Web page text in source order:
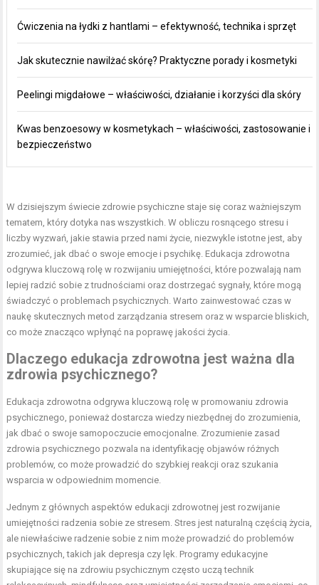
Ćwiczenia na łydki z hantlami – efektywność, technika i sprzęt
Jak skutecznie nawilżać skórę? Praktyczne porady i kosmetyki
Peelingi migdałowe – właściwości, działanie i korzyści dla skóry
Kwas benzoesowy w kosmetykach – właściwości, zastosowanie i
bezpieczeństwo
W dzisiejszym świecie zdrowie psychiczne staje się coraz ważniejszym
tematem, który dotyka nas wszystkich. W obliczu rosnącego stresu i
liczby wyzwań, jakie stawia przed nami życie, niezwykle istotne jest, aby
zrozumieć, jak dbać o swoje emocje i psychikę. Edukacja zdrowotna
odgrywa kluczową rolę w rozwijaniu umiejętności, które pozwalają nam
lepiej radzić sobie z trudnościami oraz dostrzegać sygnały, które mogą
świadczyć o problemach psychicznych. Warto zainwestować czas w
naukę skutecznych metod zarządzania stresem oraz w wsparcie bliskich,
co może znacząco wpłynąć na poprawę jakości życia.
Dlaczego edukacja zdrowotna jest ważna dla
zdrowia psychicznego?
Edukacja zdrowotna odgrywa kluczową rolę w promowaniu zdrowia
psychicznego, ponieważ dostarcza wiedzy niezbędnej do zrozumienia,
jak dbać o swoje samopoczucie emocjonalne. Zrozumienie zasad
zdrowia psychicznego pozwala na identyfikację objawów różnych
problemów, co może prowadzić do szybkiej reakcji oraz szukania
wsparcia w odpowiednim momencie.
Jednym z głównych aspektów edukacji zdrowotnej jest rozwijanie
umiejętności radzenia sobie ze stresem. Stres jest naturalną częścią życia,
ale niewłaściwe radzenie sobie z nim może prowadzić do problemów
psychicznych, takich jak depresja czy lęk. Programy edukacyjne
skupiające się na zdrowiu psychicznym często uczą technik